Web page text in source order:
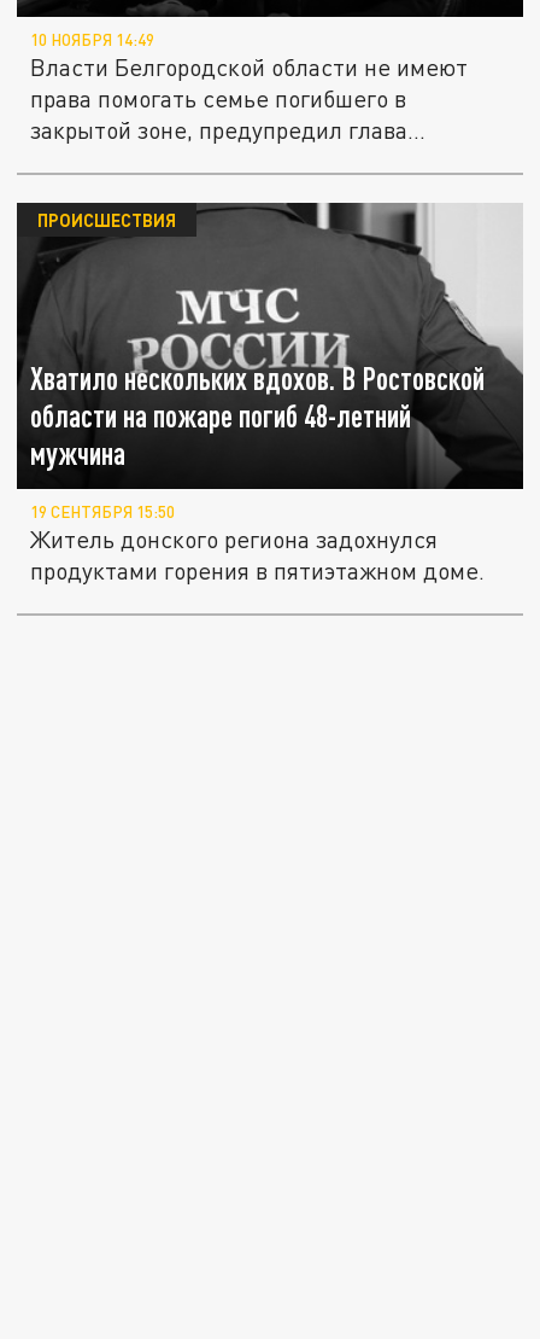
10 НОЯБРЯ 14:49
Власти Белгородской области не имеют
права помогать семье погибшего в
закрытой зоне, предупредил глава...
Хватило нескольких вдохов. В Ростовской
области на пожаре погиб 48-летний
мужчина
ПРОИСШЕСТВИЯ
19 СЕНТЯБРЯ 15:50
Житель донского региона задохнулся
продуктами горения в пятиэтажном доме.